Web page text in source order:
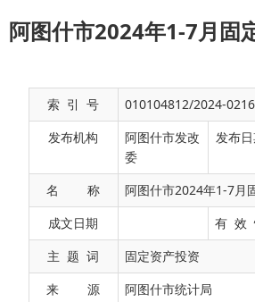
阿图什市2024年1-7月固
索 引 号
010104812/2024-
发布机构
阿图什市发改
委
发布
名 称
阿图什市2024年1-7月
成文日期
有 效
主 题 词
固定资产投资
来 源
阿图什市统计局
一、固定资产投资持续下降。1-7
固定资产投资同比下降35.7%。其中，
程投资同比增长
2.3%，占全市投资比重
备购置投资同比下降90.1%，占全市投资